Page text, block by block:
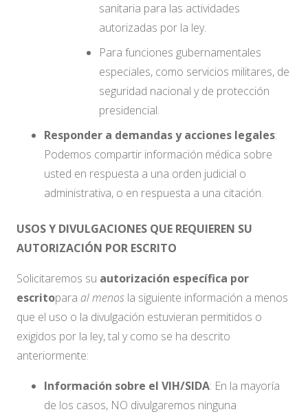
sanitaria para las actividades
autorizadas por la ley.
Para funciones gubernamentales
especiales, como servicios militares, de
seguridad nacional y de protección
presidencial.
Responder a demandas y acciones legales:
Podemos compartir información médica sobre
usted en respuesta a una orden judicial o
administrativa, o en respuesta a una citación.
USOS Y DIVULGACIONES QUE REQUIEREN SU
AUTORIZACIÓN POR ESCRITO
Solicitaremos su autorización específica por
escritopara al menos la siguiente información a menos
que el uso o la divulgación estuvieran permitidos o
exigidos por la ley, tal y como se ha descrito
anteriormente:
Información sobre el VIH/SIDA: En la mayoría
de los casos, NO divulgaremos ninguna